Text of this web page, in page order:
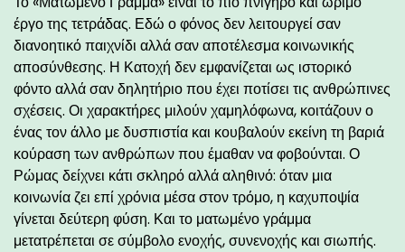
έργο της τετράδας. Εδώ ο φόνος δεν λειτουργεί σαν
διανοητικό παιχνίδι αλλά σαν αποτέλεσμα κοινωνικής
αποσύνθεσης. Η Κατοχή δεν εμφανίζεται ως ιστορικό
φόντο αλλά σαν δηλητήριο που έχει ποτίσει τις ανθρώπινες
σχέσεις. Οι χαρακτήρες μιλούν χαμηλόφωνα, κοιτάζουν ο
ένας τον άλλο με δυσπιστία και κουβαλούν εκείνη τη βαριά
κούραση των ανθρώπων που έμαθαν να φοβούνται. Ο
Ρώμας δείχνει κάτι σκληρό αλλά αληθινό: όταν μια
κοινωνία ζει επί χρόνια μέσα στον τρόμο, η καχυποψία
γίνεται δεύτερη φύση. Και το ματωμένο γράμμα
μετατρέπεται σε σύμβολο ενοχής, συνενοχής και σιωπής.